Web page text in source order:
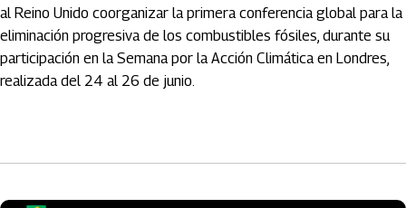
al Reino Unido coorganizar la primera conferencia global para la
eliminación progresiva de los combustibles fósiles, durante su
participación en la Semana por la Acción Climática en Londres,
realizada del 24 al 26 de junio.